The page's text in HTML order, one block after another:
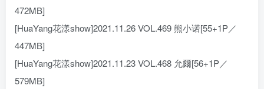
472MB]
[HuaYang花漾show]2021.11.26 VOL.469 熊小诺[55+1P／
447MB]
[HuaYang花漾show]2021.11.23 VOL.468 允爾[56+1P／
579MB]